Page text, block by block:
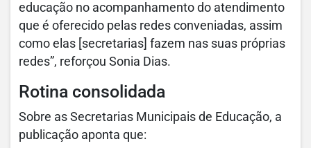
educação no acompanhamento do atendimento
que é oferecido pelas redes conveniadas, assim
como elas [secretarias] fazem nas suas próprias
redes”, reforçou Sonia Dias.
Rotina consolidada
Sobre as Secretarias Municipais de Educação, a
publicação aponta que: